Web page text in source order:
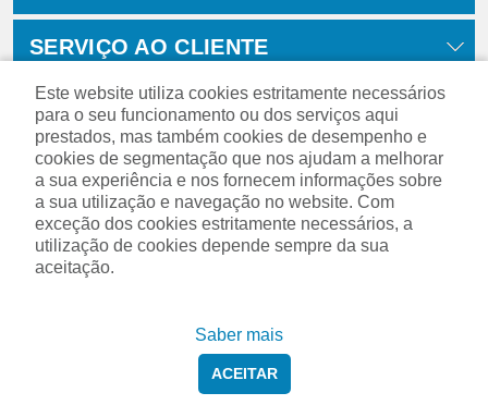
SERVIÇO AO CLIENTE
Copyright © 2026 Prodimaq. Todos os direitos reservados.
Este website utiliza cookies estritamente necessários
para o seu funcionamento ou dos serviços aqui
prestados, mas também cookies de desempenho e
cookies de segmentação que nos ajudam a melhorar
a sua experiência e nos fornecem informações sobre
a sua utilização e navegação no website. Com
exceção dos cookies estritamente necessários, a
utilização de cookies depende sempre da sua
aceitação.
Saber mais
ACEITAR